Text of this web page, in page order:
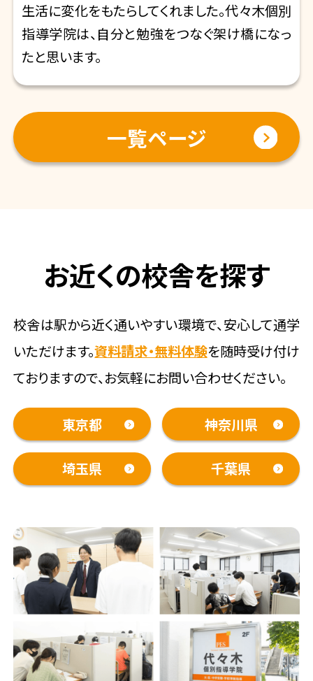
生活に変化をもたらしてくれました。代々木個別
指導学院は、自分と勉強をつなぐ架け橋になっ
たと思います。
一覧ページ
お近くの校舎を探す
校舎は駅から近く通いやすい環境で、安心して通学
いただけます。資料請求・無料体験を随時受け付け
ておりますので、お気軽にお問い合わせください。
東京都 神奈川県
埼玉県 千葉県